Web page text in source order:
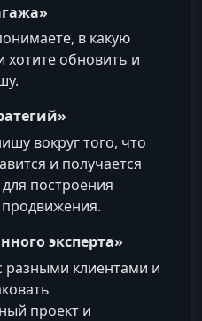
в какую
хотите обновить и
вокруг того, что
и получается
построения
продвижения.
эксперта»
разными клиентами и
проект и